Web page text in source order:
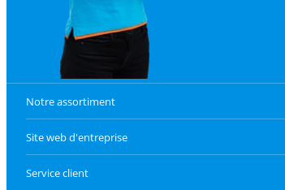
Notre assortiment
Site web d'entreprise
Service client